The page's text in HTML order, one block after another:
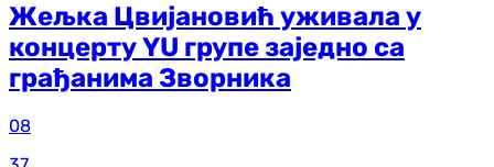
Жељка Цвијановић уживала у
концерту YU групе заједно са
грађанима Зворника
08